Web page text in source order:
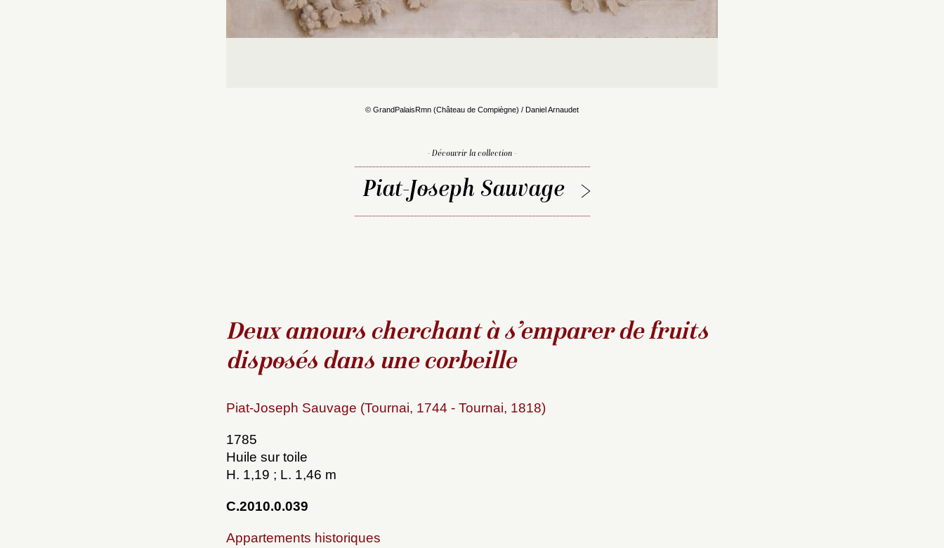
© GrandPalaisRmn (Château de Compiègne) / Daniel Arnaudet
- Découvrir la collection -
Piat-Joseph Sauvage
Deux amours cherchant à s’emparer de fruits
disposés dans une corbeille
Piat-Joseph Sauvage (Tournai, 1744 - Tournai, 1818)
1785
Huile sur toile
H. 1,19 ; L. 1,46 m
C.2010.0.039
Appartements historiques